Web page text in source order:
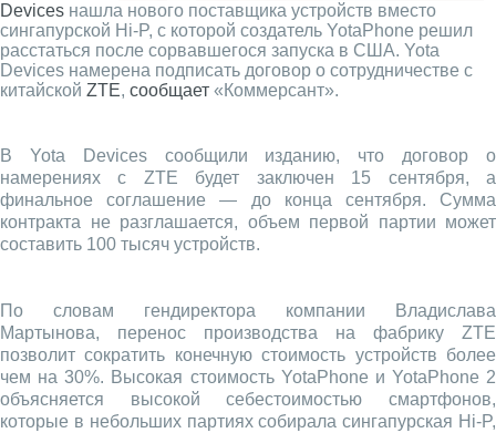
Devices нашла нового поставщика устройств вместо
сингапурской Hi-P, с которой создатель YotaPhone решил
расстаться после сорвавшегося запуска в США. Yota
Devices намерена подписать договор о сотрудничестве с
китайской ZTE, сообщает «Коммерсант».
В Yota Devices сообщили изданию, что договор о
намерениях с ZTE будет заключен 15 сентября, а
финальное соглашение — до конца сентября. Сумма
контракта не разглашается, объем первой партии может
составить 100 тысяч устройств.
По словам гендиректора компании Владислава
Мартынова, перенос производства на фабрику ZTE
позволит сократить конечную стоимость устройств более
чем на 30%. Высокая стоимость YotaPhone и YotaPhone 2
объясняется высокой себестоимостью смартфонов,
которые в небольших партиях собирала сингапурская Hi-P,